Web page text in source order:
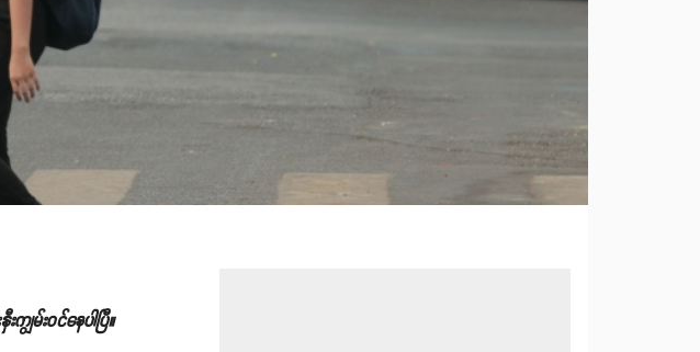
မ်းဝင်နေပါပြီ။